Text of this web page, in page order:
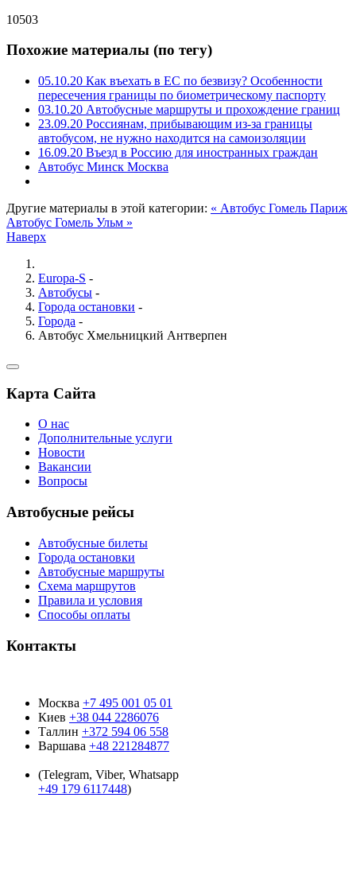
10503
Похожие материалы (по тегу)
05.10.20 Как въехать в ЕС по безвизу? Особенности
пересечения границы по биометрическому паспорту
03.10.20 Автобусные маршруты и прохождение границ
23.09.20 Россиянам, прибывающим из-за границы
автобусом, не нужно находится на самоизоляции
16.09.20 Въезд в Россию для иностранных граждан
Автобус Минск Москва
Другие материалы в этой категории: « Автобус Гомель Париж
Автобус Гомель Ульм »
Наверх
Europa-S -
Автобусы -
Города остановки -
Города -
Автобус Хмельницкий Антверпен
Карта Сайта
О нас
Дополнительные услуги
Новости
Вакансии
Вопросы
Автобусные рейсы
Автобусные билеты
Города остановки
Автобусные маршруты
Схема маршрутов
Правила и условия
Способы оплаты
Контакты
Москва +7 495 001 05 01
Киев +38 044 2286076
Таллин +372 594 06 558
Варшава +48 221284877
(Telegram, Viber, Whatsapp
+49 179 6117448)